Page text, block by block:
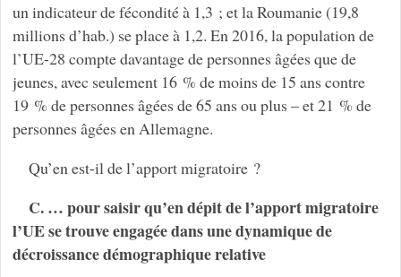
un indicateur de fécondité à 1,3 ; et la Roumanie (19,8
millions d’hab.) se place à 1,2. En 2016, la population de
l’UE-28 compte davantage de personnes âgées que de
jeunes, avec seulement 16 % de moins de 15 ans contre
19 % de personnes âgées de 65 ans ou plus – et 21 % de
personnes âgées en Allemagne.
Qu’en est-il de l’apport migratoire ?
C. … pour saisir qu’en dépit de l’apport migratoire
l’UE se trouve engagée dans une dynamique de
décroissance démographique relative